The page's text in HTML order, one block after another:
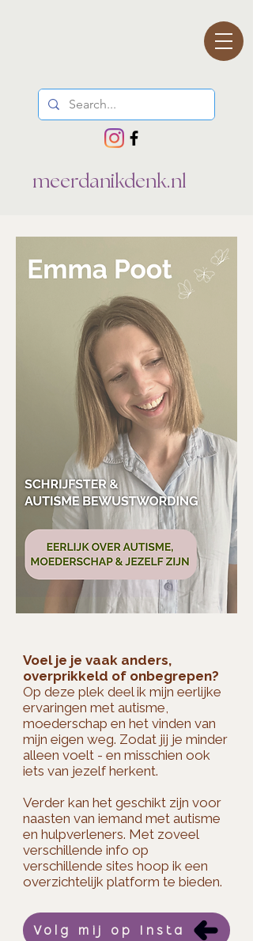
meerdanikdenk.nl
Voel je je vaak anders,
overprikkeld of onbegrepen?
Op deze plek deel ik mijn eerlijke
ervaringen met autisme,
moederschap en het vinden van
mijn eigen weg. Zodat jij je minder
alleen voelt - en misschien ook
iets van jezelf herkent.​
Verder kan het geschikt zijn voor
naasten van iemand met autisme
en hulpverleners. Met zoveel
verschillende info op
verschillende sites hoop ik een
overzichtelijk platform te bieden.
Volg mij op Insta